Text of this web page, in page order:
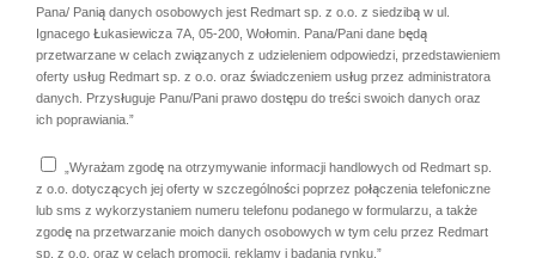
Pana/ Panią danych osobowych jest Redmart sp. z o.o. z siedzibą w ul.
Ignacego Łukasiewicza 7A, 05-200, Wołomin. Pana/Pani dane będą
przetwarzane w celach związanych z udzieleniem odpowiedzi, przedstawieniem
oferty usług Redmart sp. z o.o. oraz świadczeniem usług przez administratora
danych. Przysługuje Panu/Pani prawo dostępu do treści swoich danych oraz
ich poprawiania.”
„Wyrażam zgodę na otrzymywanie informacji handlowych od Redmart sp.
z o.o. dotyczących jej oferty w szczególności poprzez połączenia telefoniczne
lub sms z wykorzystaniem numeru telefonu podanego w formularzu, a także
zgodę na przetwarzanie moich danych osobowych w tym celu przez Redmart
sp. z o.o. oraz w celach promocji, reklamy i badania rynku.”